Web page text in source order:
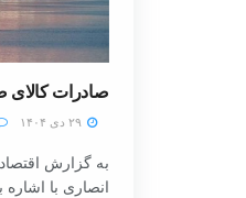
صادرات کالای صنعتی از ۴۲۰
به گزارش اقتصاد
انصاری با